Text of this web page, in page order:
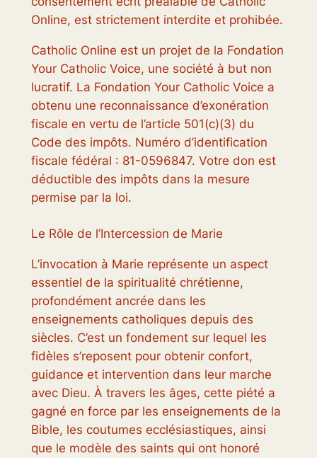
Online, est strictement interdite et prohibée.
Catholic Online est un projet de la Fondation
Your Catholic Voice, une société à but non
lucratif. La Fondation Your Catholic Voice a
obtenu une reconnaissance d’exonération
fiscale en vertu de l’article 501(c)(3) du
Code des impôts. Numéro d’identification
fiscale fédéral : 81-0596847. Votre don est
déductible des impôts dans la mesure
permise par la loi.
Le Rôle de l’Intercession de Marie
L’invocation à Marie représente un aspect
essentiel de la spiritualité chrétienne,
profondément ancrée dans les
enseignements catholiques depuis des
siècles. C’est un fondement sur lequel les
fidèles s’reposent pour obtenir confort,
guidance et intervention dans leur marche
avec Dieu. À travers les âges, cette piété a
gagné en force par les enseignements de la
Bible, les coutumes ecclésiastiques, ainsi
que le modèle des saints qui ont honoré